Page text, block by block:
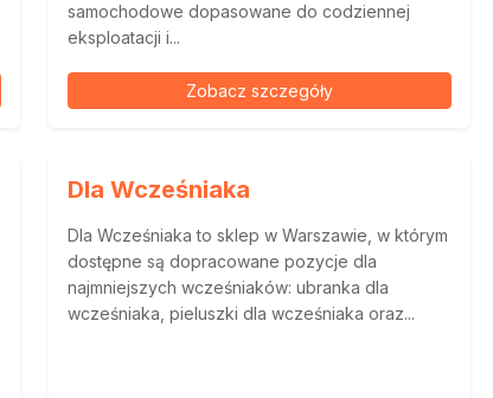
samochodowe dopasowane do codziennej
eksploatacji i...
Zobacz szczegóły
Dla Wcześniaka
Dla Wcześniaka to sklep w Warszawie, w którym
dostępne są dopracowane pozycje dla
najmniejszych wcześniaków: ubranka dla
wcześniaka, pieluszki dla wcześniaka oraz...